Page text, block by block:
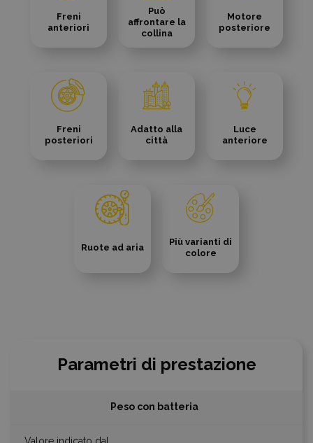
Freni
anteriori
Può
affrontare la
collina
Motore
posteriore
Freni
posteriori
Adatto alla
città
Luce
anteriore
Ruote ad aria
Più varianti di
colore
Parametri di prestazione
Peso con batteria